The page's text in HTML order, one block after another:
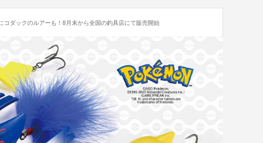
コダックのルアーも！8月末から全国の釣具店にて販売開始